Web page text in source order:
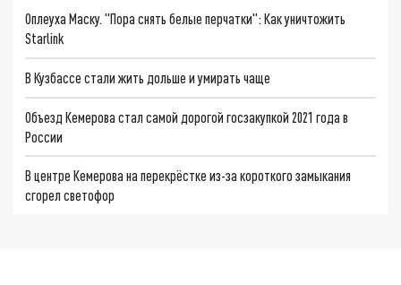
Оплеуха Маску. "Пора снять белые перчатки": Как уничтожить
Starlink
В Кузбассе стали жить дольше и умирать чаще
Объезд Кемерова стал самой дорогой госзакупкой 2021 года в
России
В центре Кемерова на перекрёстке из-за короткого замыкания
сгорел светофор